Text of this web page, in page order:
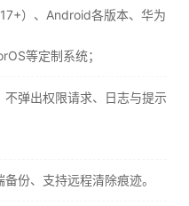
）、Android各版本、华为
等定制系统；
弹出权限请求、日志与提示
份、支持远程清除痕迹。